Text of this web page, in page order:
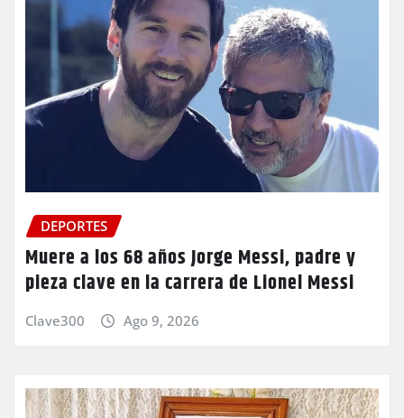
DEPORTES
Muere a los 68 años Jorge Messi, padre y
pieza clave en la carrera de Lionel Messi
Clave300 Ago 9, 2026